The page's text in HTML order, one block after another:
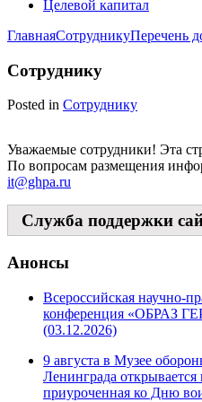
Целевой капитал
ГлавнаяСотрудникуПеречень
Сотруднику
Posted in Сотруднику
Уважаемые сотрудники! Эта
По вопросам размещения
it@ghpa.ru
Служба поддержки
Анонсы
Всероссийская научно-
конференция «ОБРАЗ
(03.12.2026)
9 августа в Музее
Ленинграда открывается
приуроченная ко Дню